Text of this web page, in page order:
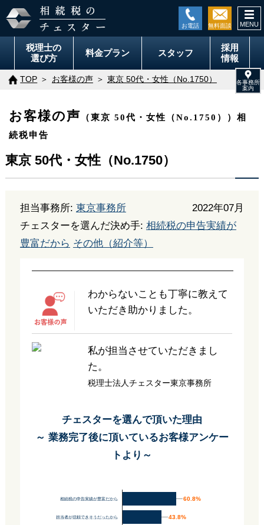
税理士の
選び方
料金プラン スタッフ
採用
情報
TOP お客様の声 東京 50代・女性（No.1750）
お客様の声
（東京 50代・女性（No.1750））相
続税申告
東京 50代・女性（No.1750）
担当事務所: 東京事務所
2022年07月
チェスターを選んだ決め手: 相続税の申告実績が
豊富だから その他（紹介等）
わからないことも丁寧に教えて
いただき助かりました。
私が担当させていただきまし
た。
税理士法人チェスター東京事務所
チェスターを選んで頂いた理由
～ 業務完了後に頂いているお客様アンケー
トより～
相続税の申告実績が豊富だから
担当者が信頼できそうだったから
60.8%
60.8%
43.8%
43.8%